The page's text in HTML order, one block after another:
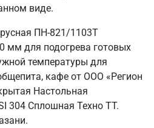
виде.
ПН-821/1103Т
мм для подогрева готовых
температуры для
кафе от ООО «Регион
Настольная
304 Сплошная Техно ТТ.